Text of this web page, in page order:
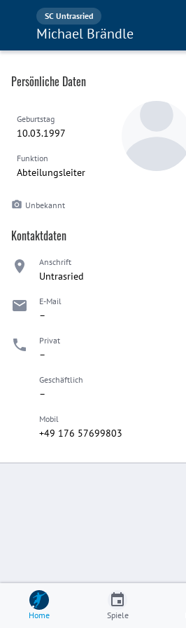
SC Untrasried
Michael Brändle
Persönliche Daten
Geburtstag
10.03.1997
Funktion
Abteilungsleiter
Unbekannt
Kontaktdaten
Anschrift
Untrasried
E-Mail
–
Privat
–
Geschäftlich
–
Mobil
+49 176 57699803
Home Spiele